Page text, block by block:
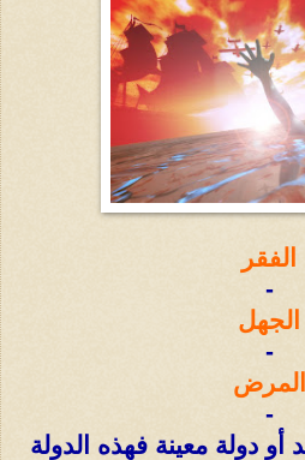
الفقر
-
الجهل
-
المرض
-
دولة معينة فهذه الدولة